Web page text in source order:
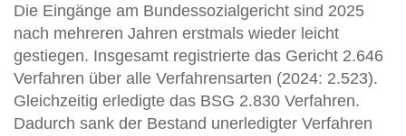
Die Eingänge am Bundessozialgericht sind 2025
nach mehreren Jahren erstmals wieder leicht
gestiegen. Insgesamt registrierte das Gericht 2.646
Verfahren über alle Verfahrensarten (2024: 2.523).
Gleichzeitig erledigte das BSG 2.830 Verfahren.
Dadurch sank der Bestand unerledigter Verfahren